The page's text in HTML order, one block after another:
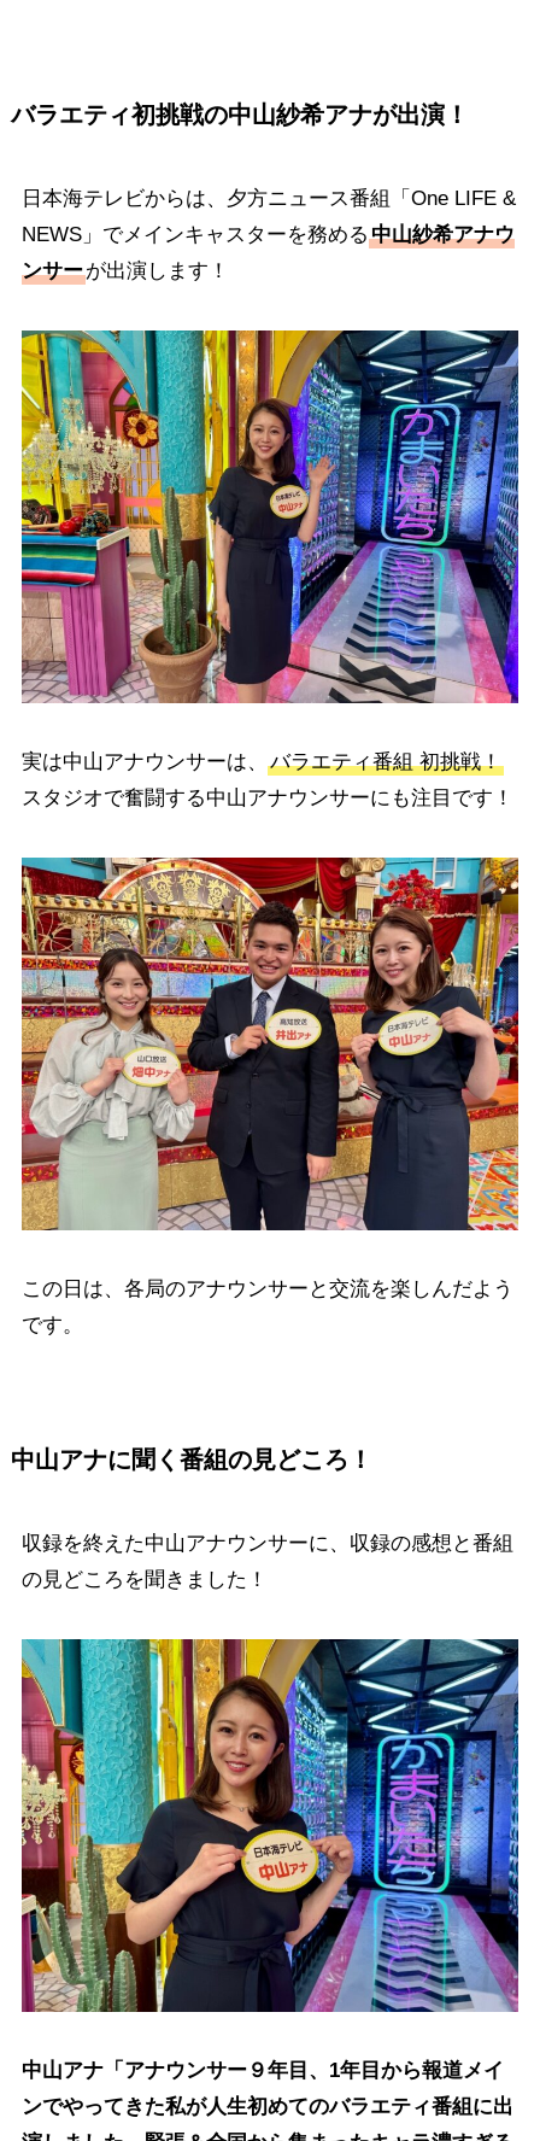
バラエティ初挑戦の中山紗希アナが出演！
日本海テレビからは、夕方ニュース番組「One LIFE &
NEWS」でメインキャスターを務める 中山紗希アナウ
ンサーが出演します！
実は中山アナウンサーは、
バラエティ番組 初挑戦！
スタジオで奮闘する中山アナウンサーにも注目です！
この日は、各局のアナウンサーと交流を楽しんだよう
です。
中山アナに聞く番組の見どころ！
収録を終えた中山アナウンサーに、収録の感想と番組
の見どころを聞きました！
中山アナ「アナウンサー９年目、1年目から報道メイ
ンでやってきた私が人生初めてのバラエティ番組に出